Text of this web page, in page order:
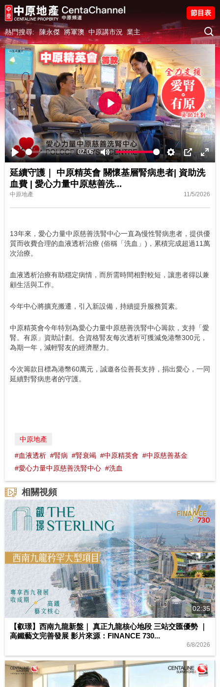
熱門搜尋: 陳永傑 將軍澳 中原講市況 業主
節目表
Play
02:06
Mute Settings
PIP
Play
延續守護｜ 中原精英會 關懷基層腎病患者| 資助洗
血費 | 愛心力量中原慈善洗...
中原地產 11/5/2026
13年來，愛心力量中原慈善洗腎中心一直為慢性腎病患者，提供優
質而收費合理的血液透析治療 (俗稱「洗血」)，累積完成超過11萬
次治療。
血液透析治療有助穩定病情，而所需時間相對較短，讓患者得以兼
顧生活與工作。
今年中心將擴充搬遷，引入新設備，持續提升服務質素。
中原精英會今年特別為愛心力量中原慈善洗腎中心籌款，支持「愛
腎。有原」資助計劃。合資格腎友每次透析可獲減免港幣300元，
為期一年，減輕腎友的經濟壓力。
今次籌款目標為港幣60萬元，誠邀各位善長支持，捐出愛心，一同
延續對腎病患者的守護。
中原地產
#血液透析 #腎病 #腎衰竭 #中原精英會 #中原慈善基金
#愛心力量中原慈善洗腎中心 #洗血
相關視頻
02:35
【叡璟】西南九龍新盤｜ 真正九龍核心地段 三站交匯優勢 ｜
高鐵藝文完善發展 影片來源：FINANCE 730...
6/8/2026